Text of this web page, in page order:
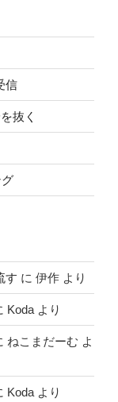
信
抜く
す に 伊作 より
Koda より
ねこまだーむ よ
Koda より